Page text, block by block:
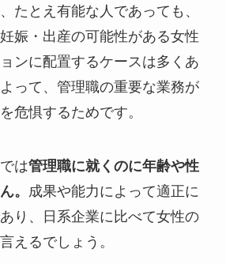
たとえ有能な人であっても、
娠・出産の可能性がある女性
ンに配置するケースは多くあ
って、管理職の重要な業務が
危惧するためです。
は管理職に就くのに年齢や性
。
成果や能力によって適正に
り、日系企業に比べて女性の
えるでしょう。